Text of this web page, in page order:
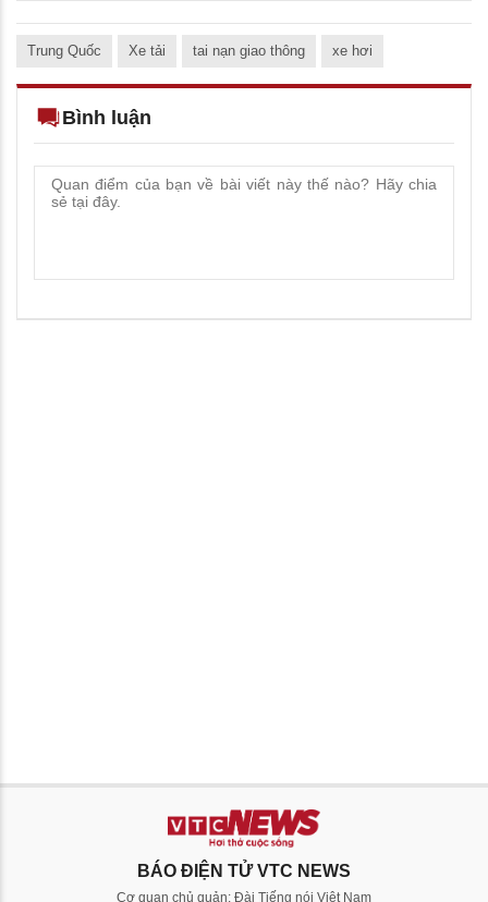
Trung Quốc Xe tải tai nạn giao thông xe hơi
Bình luận
BÁO ĐIỆN TỬ VTC NEWS
Cơ quan chủ quản: Đài Tiếng nói Việt Nam